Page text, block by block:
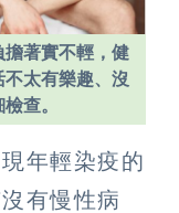
著實不輕，健
太有樂趣、沒
查。
年輕染疫的
有慢性病